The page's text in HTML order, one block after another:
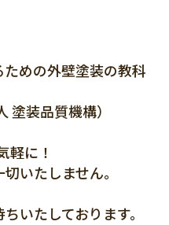
ための外壁塗装の教科
塗装品質機構）
軽に！
いたしません。
いたしております。